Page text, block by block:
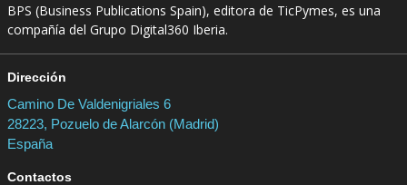
BPS (Business Publications Spain), editora de TicPymes, es una
compañía del Grupo Digital360 Iberia.
Dirección
Camino De Valdenigriales 6
28223, Pozuelo de Alarcón (Madrid)
España
Contactos